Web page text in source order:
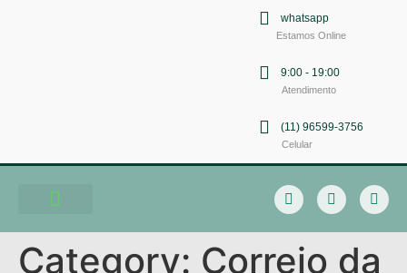
whatsapp
Estamos Online
9:00 - 19:00
Atendimento
(11) 96599-3756
Celular
Category: Correio da